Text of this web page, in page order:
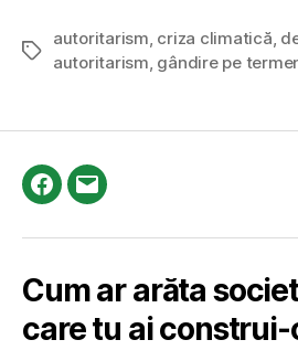
Tags
autoritarism criza climatică
autoritarism gândire pe
Facebook
Email
Cum ar arăta
care tu ai